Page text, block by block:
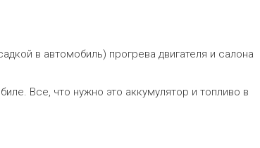
в автомобиль) прогрева двигателя и салона
Все, что нужно это аккумулятор и топливо в